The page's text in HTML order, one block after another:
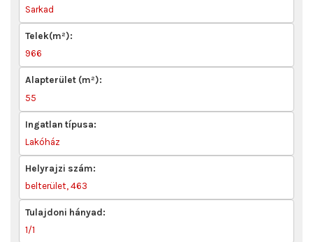
Sarkad
Telek(m²):
966
Alapterület (m²):
55
Ingatlan típusa:
Lakóház
Helyrajzi szám:
belterület, 463
Tulajdoni hányad:
1/1